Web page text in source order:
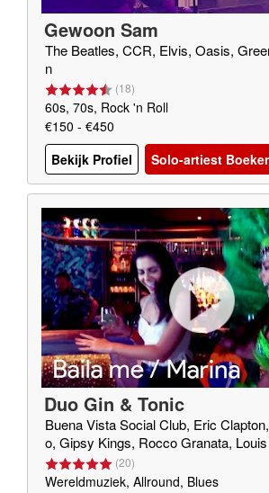
Gewoon Sam
The Beatles, CCR, Elvis, Oasis,
n
(18)
60s, 70s, Rock 'n Roll
€150 - €450
Bekijk Profiel
Solo-artiest
Duo Gin & Tonic
Buena Vista Social Club, Eric
o, Gipsy Kings, Rocco Granata,
(20)
Wereldmuziek, Allround, Blues